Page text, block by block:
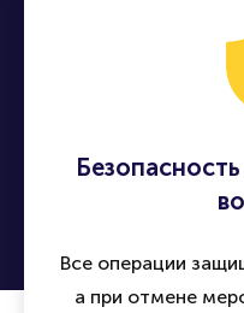
Все операции
а при отмене